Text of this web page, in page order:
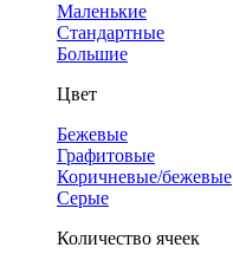
Маленькие
Стандартные
Большие
Цвет
Бежевые
Графитовые
Коричневые/бежевые
Серые
Количество ячеек